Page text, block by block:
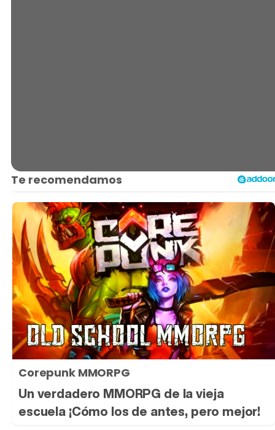
Corepunk MMORPG
Un verdadero MMORPG de la vieja
escuela ¡Cómo los de antes, pero mejor!